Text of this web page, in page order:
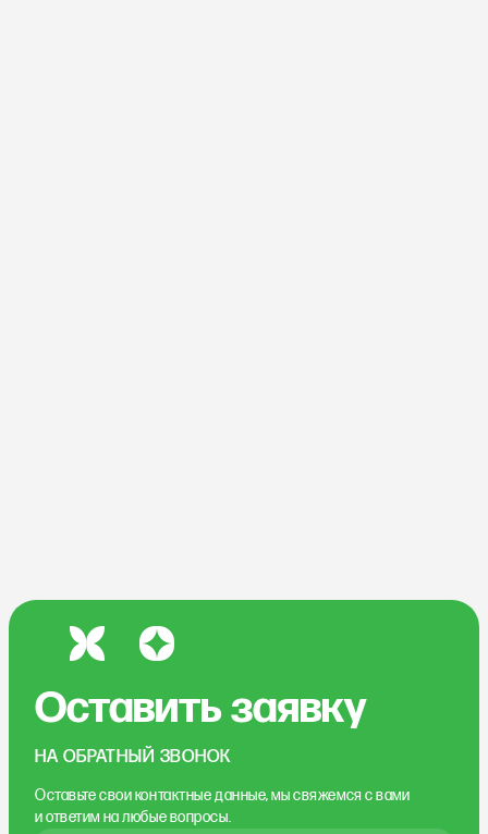
Оставить заявку
НА ОБРАТНЫЙ ЗВОНОК
Оставьте свои контактные данные, мы свяжемсяс вами
и ответим на любые вопросы.